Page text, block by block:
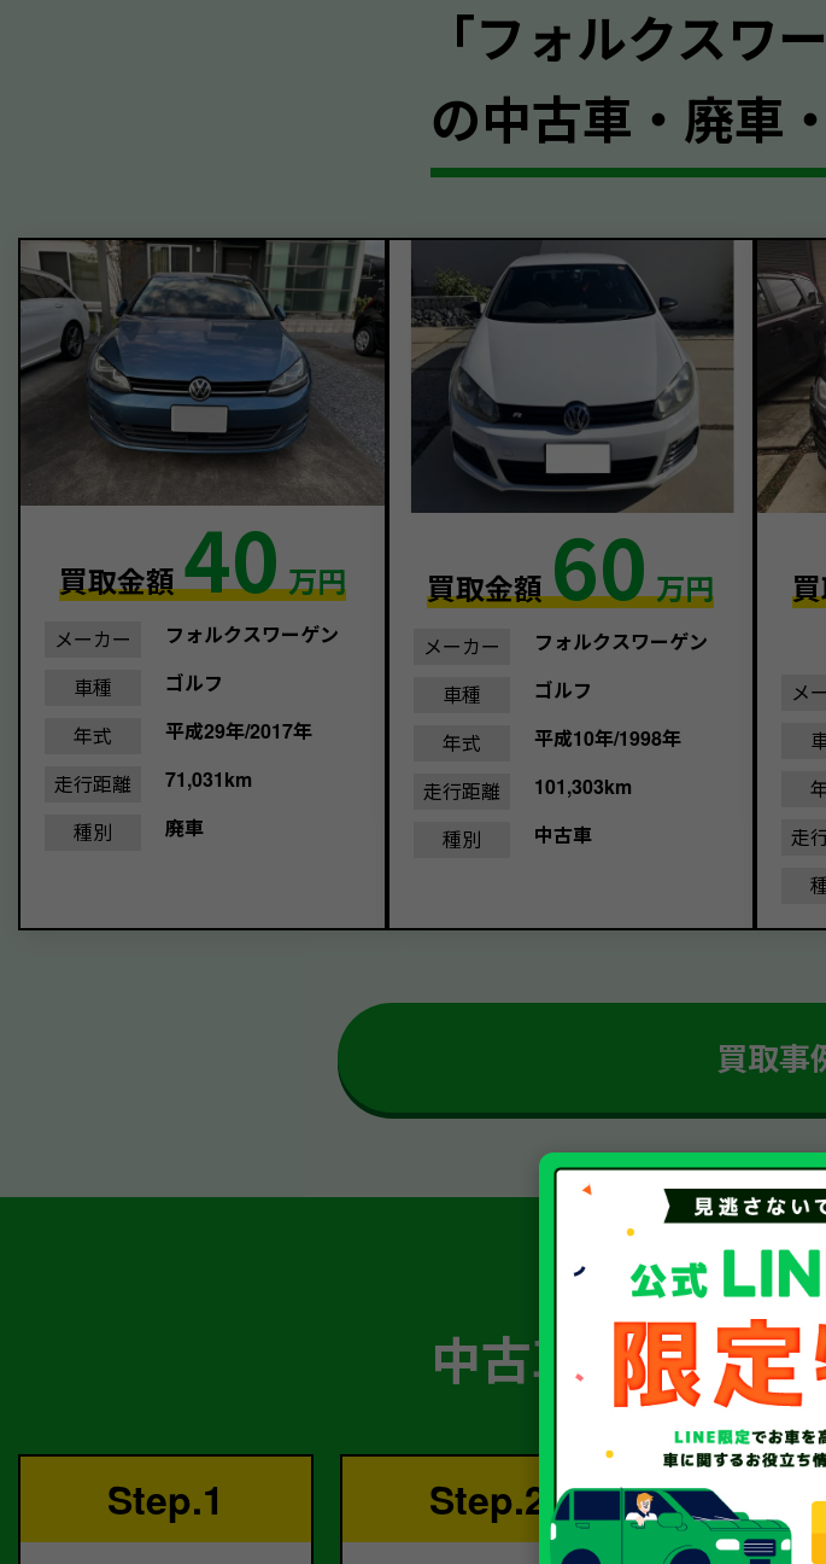
｢フォルクスワ
の中古車・廃車
買取金額40 万円
メーカー
フォルクスワーゲン
車種
ゴルフ
年式
平成29年/2017年
走行距離
71,031km
種別
廃車
買取金額60 万円
メーカー
フォルクスワーゲン
車種
ゴルフ
年式
平成10年/1998年
走行距離
101,303km
種別
中古車
メ
走
買取事
簡単 5ス
中古車・廃車・
Step.1 Step.2